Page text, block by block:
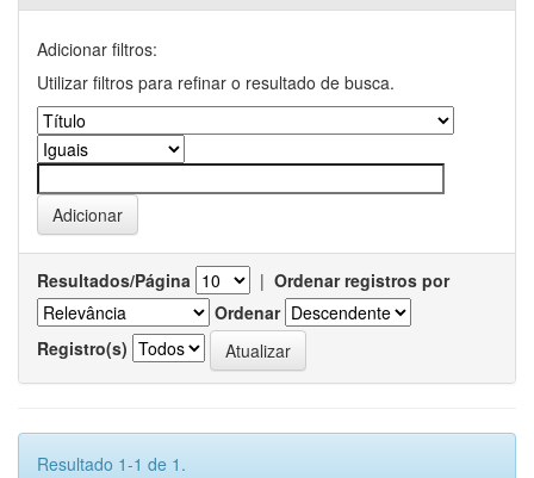
Adicionar filtros:
Utilizar filtros para refinar o resultado de busca.
Resultados/Página | Ordenar registros por
Ordenar
Registro(s)
Resultado 1-1 de 1.